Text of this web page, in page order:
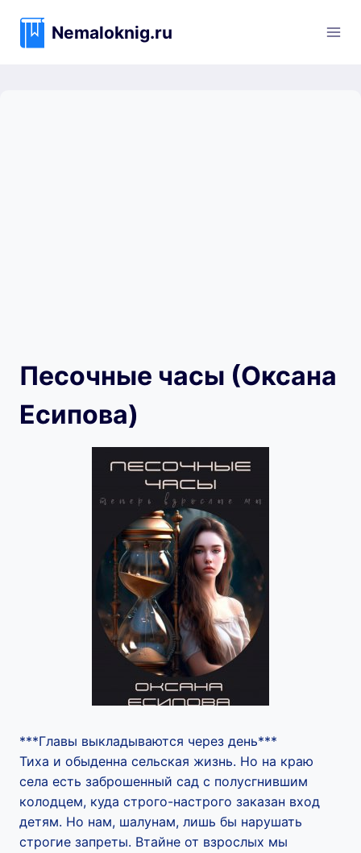
содержимому
Nemaloknig.ru
Песочные часы (Оксана
Есипова)
***Главы выкладываются через день***
Тиха и обыденна сельская жизнь. Но на краю
села есть заброшенный сад с полусгнившим
колодцем, куда строго-настрого заказан вход
детям. Но нам, шалунам, лишь бы нарушать
строгие запреты. Втайне от взрослых мы